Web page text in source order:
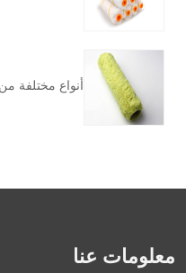
أنواع مختلفة
معلومات عنا